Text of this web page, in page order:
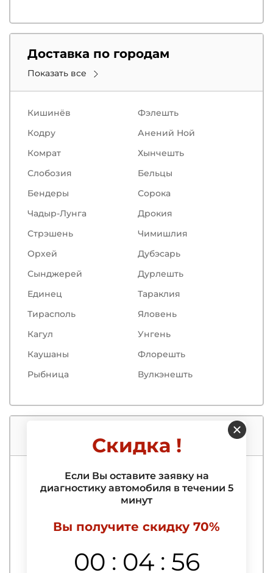
Доставка по городам
Показать все
Кишинёв
Фэлешть
Кодру
Анений Ной
Комрат
Хынчешть
Слобозия
Бельцы
Бендеры
Сорокa
Чадыр-Лунга
Дрокия
Стрэшень
Чимишлия
Орхей
Дубэсарь
Сынджерей
Дурлешть
Единец
Тараклия
Тирасполь
Яловень
Кагул
Унгень
Каушаны
Флорешть
Рыбница
Вулкэнешть
Услуги нашего автосервиса
Компьютерная диагностика
Выездная компьютерная диагностика
Диагностика АБС
Скидка !
Если Вы оставите заявку на
диагностику автомобиля в течении 5
минут
Вы получите скидку 70%
00 : 04 : 55